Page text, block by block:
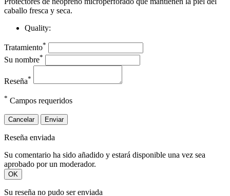
caballo fresca y seca.
Quality:
Tratamiento*
Su nombre*
Reseña*
* Campos requeridos
Cancelar Enviar
Reseña enviada
Su comentario ha sido añadido y estará disponible una vez sea
aprobado por un moderador.
OK
Su reseña no pudo ser enviada